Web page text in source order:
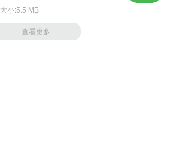
大小:5.5 MB
查看更多